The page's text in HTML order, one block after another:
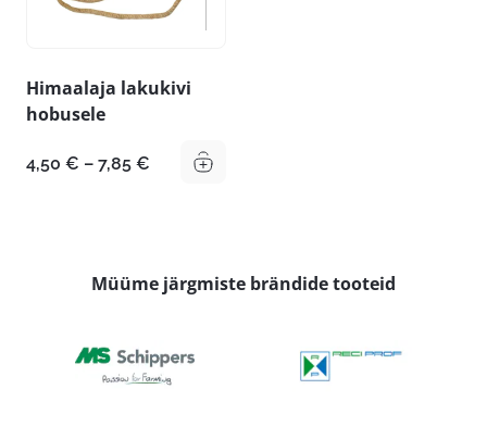
Himaalaja lakukivi
hobusele
4,50 € – 7,85 € Hinnavahemik:
Müüme järgmiste brändide tooteid